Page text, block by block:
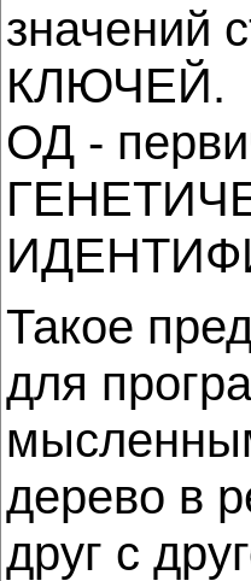
КЛЮЧЕЙ.
ОД -
Такое
для
дерево в
друг с